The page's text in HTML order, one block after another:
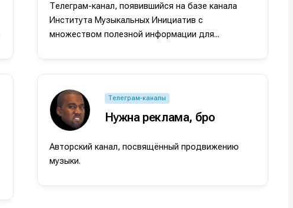
Телеграм-канал, появившийся на базе канала
Института Музыкальных Инициатив с
множеством полезной информации для...
Телеграм-каналы
Нужна реклама, бро
Авторский канал, посвящённый продвижению
музыки.